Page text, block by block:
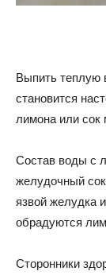
Выпить теплую
становится
лимона или сок
Состав воды с
желудочный
язвой желудка
обрадуются
Сторонники